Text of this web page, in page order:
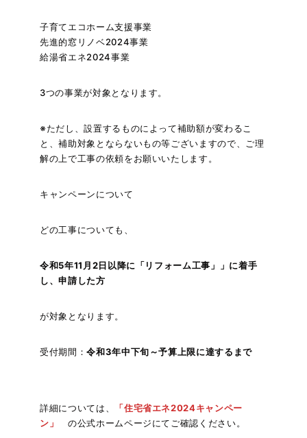
子育てエコホーム支援事業
先進的窓リノベ2024事業
給湯省エネ2024事業
3つの事業が対象となります。
※ただし、設置するものによって補助額が変わるこ
と、補助対象とならないもの等ございますので、ご理
解の上で工事の依頼をお願いいたします。
キャンペーンについて
どの工事についても、
令和5年11月2日以降に「リフォーム工事」」に着手
し、申請した方
が対象となります。
受付期間：令和3年中下旬～予算上限に達するまで
詳細については、
「住宅省エネ2024キャンペー
ン」
の公式ホームページにてご確認ください。